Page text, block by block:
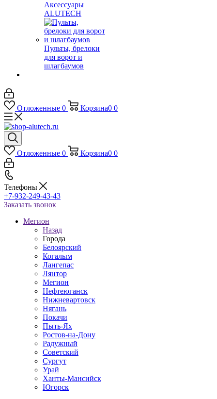
Аксессуары
ALUTECH
Пульты, брелоки
для ворот и
шлагбаумов
Отложенные 0 Корзина0 0
Отложенные 0 Корзина0 0
Телефоны
+7-932-249-43-43
Заказать звонок
Мегион
Назад
Города
Белоярский
Когалым
Лангепас
Лянтор
Мегион
Нефтеюганск
Нижневартовск
Нягань
Покачи
Пыть-Ях
Рoстов-на-Дону
Радужный
Советский
Сургут
Урай
Ханты-Мансийск
Югорск